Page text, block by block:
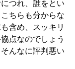
つれ、誰をとい
ちらも分からな
含め、スッキリ
点なのでしょう
んなに評判悪い